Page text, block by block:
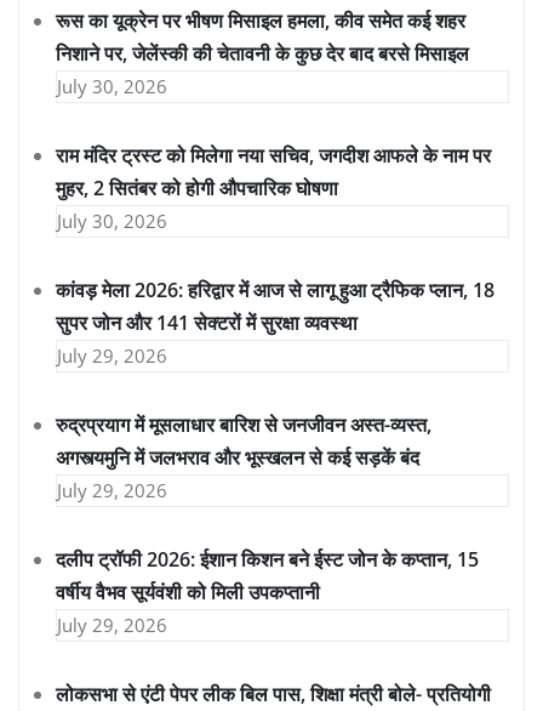
रूस का यूक्रेन पर भीषण मिसाइल हमला, कीव समेत कई शहर
निशाने पर, जेलेंस्की की चेतावनी के कुछ देर बाद बरसे मिसाइल
July 30, 2026
राम मंदिर ट्रस्ट को मिलेगा नया सचिव, जगदीश आफले के नाम पर
मुहर, 2 सितंबर को होगी औपचारिक घोषणा
July 30, 2026
कांवड़ मेला 2026: हरिद्वार में आज से लागू हुआ ट्रैफिक प्लान, 18
सुपर जोन और 141 सेक्टरों में सुरक्षा व्यवस्था
July 29, 2026
रुद्रप्रयाग में मूसलाधार बारिश से जनजीवन अस्त-व्यस्त,
अगस्त्यमुनि में जलभराव और भूस्खलन से कई सड़कें बंद
July 29, 2026
दलीप ट्रॉफी 2026: ईशान किशन बने ईस्ट जोन के कप्तान, 15
वर्षीय वैभव सूर्यवंशी को मिली उपकप्तानी
July 29, 2026
लोकसभा से एंटी पेपर लीक बिल पास, शिक्षा मंत्री बोले- प्रतियोगी